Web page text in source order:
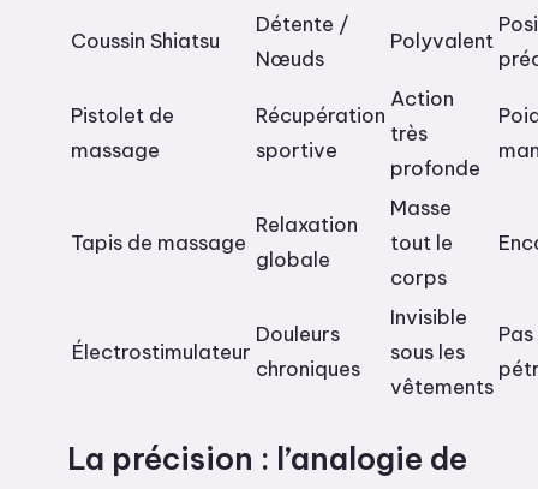
Coussin Shiatsu
Détente /
Nœuds
Polyvalent
Pistolet de
massage
Récupération
sportive
Action
très
profonde
Tapis de massage
Relaxation
globale
Masse
tout le
corps
Électrostimulateur
Douleurs
chroniques
Invisible
sous les
vêtements
La précision : l’analogie de